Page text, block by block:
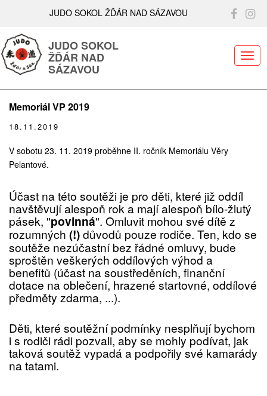
JUDO SOKOL ŽĎÁR NAD SÁZAVOU
JUDO SOKOL
ŽĎÁR NAD
SÁZAVOU
Memoriál VP 2019
18.11.2019
V sobotu 23. 11. 2019 proběhne II. ročník Memoriálu Věry
Pelantové.
Účast na této soutěži je pro děti, které již oddíl
navštěvují alespoň rok a mají alespoň bílo-žlutý
pásek, "povinná". Omluvit mohou své dítě z
rozumných (!)důvodů pouze rodiče. Ten, kdo se
soutěže nezúčastní bez řádné omluvy, bude
sproštěn veškerých oddílových výhod a
benefitů (účast na soustředěních, finanční
dotace na oblečení, hrazené startovné, oddílové
předměty zdarma, ...).
Děti, které soutěžní podmínky nesplňují bychom
i s rodiči rádi pozvali, aby se mohly podívat, jak
taková soutěž vypadá a podpořily své kamarády
na tatami.